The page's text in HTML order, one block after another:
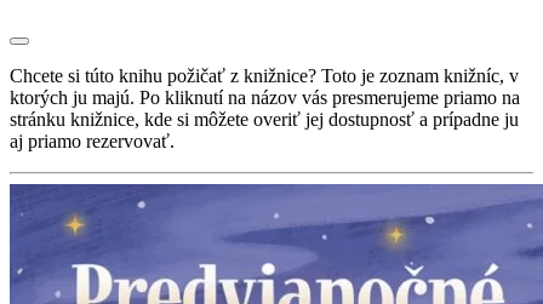
Chcete si túto knihu požičať z knižnice? Toto je zoznam knižníc, v
ktorých ju majú. Po kliknutí na názov vás presmerujeme priamo na
stránku knižnice, kde si môžete overiť jej dostupnosť a prípadne ju
aj priamo rezervovať.